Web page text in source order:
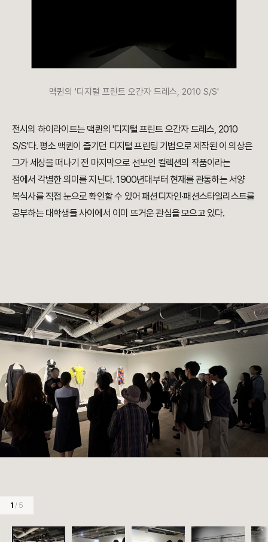
맥퀸의 '디지털 프린트 오간자 드레스, 2010 S/S'
전시의 하이라이트는 맥퀸의 '디지털 프린트 오간자 드레스, 2010
S/S'다. 평소 맥퀸이 즐기던 디지털 프린팅 기법으로 제작된 이 의상은
그가 세상을 떠나기 전 마지막으로 선보인 컬렉션의 작품이라는
점에서 각별한 의미를 지닌다. 1900년대부터 현재를 관통하는 서양
복식사를 직접 눈으로 확인할 수 있어 패션디자인·패션스타일리스트를
공부하는 대학생들 사이에서 이미 뜨거운 관심을 모으고 있다.
1 / 5